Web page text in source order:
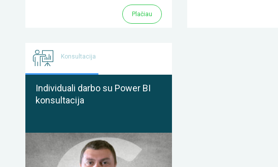
Plačiau
Konsultacija
Individuali darbo su Power BI
konsultacija